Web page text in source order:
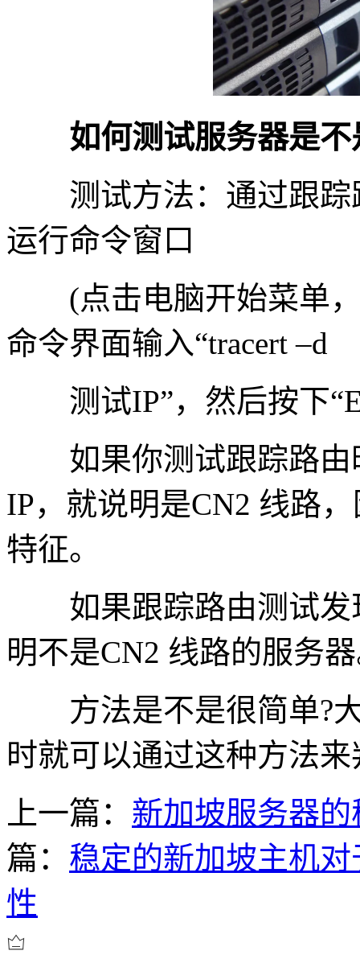
如何测试服务器是
测试方法：通过跟踪
运行命令窗口
(点击电脑开始菜单，
命令界面输入“tracert –d
测试IP”，然后按下
如果你测试跟踪路由
IP，就说明是CN2 线路
特征。
如果跟踪路由测试发
明不是CN2 线路的服务
方法是不是很简单?大
时就可以通过这种方法
上一篇： 新加坡服务器
篇： 稳定的新加坡主机
性